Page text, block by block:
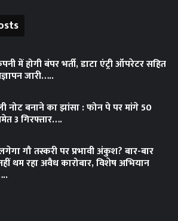
में होगी बंपर भर्ती, डाटा एंट्री ऑपरेटर सहित
जारी…..
बनाने का झांसा : फोन पे पर मांगे 50
3 गिरफ्तार….
गौ तस्करी पर प्रभावी अंकुश? बार-बार
थम रहा अवैध कारोबार, विशेष अभियान